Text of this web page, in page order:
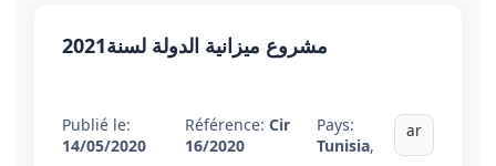
مشروع ميزانية الدولة لسنة2021
Publié le:
14/05/2020
Référence: Cir
16/2020
Pays:
Tunisia,
ar